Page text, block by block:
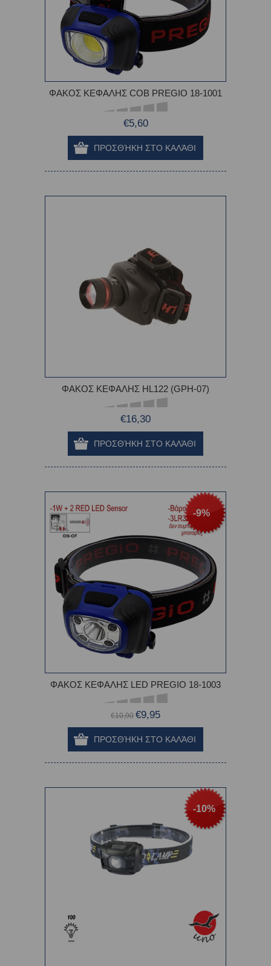
ΦΑΚΟΣ ΚΕΦΑΛΗΣ COB PREGIO 18-1001
€5,60
ΦΑΚΟΣ ΚΕΦΑΛΗΣ HL122 (GPH-07)
€16,30
-9%
ΦΑΚΟΣ ΚΕΦΑΛΗΣ LED PREGIO 18-1003
€10,90 €9,95
-10%